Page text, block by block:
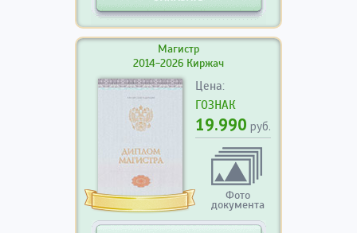
Магистр
2014-2026 Киржач
Цена:
ГОЗНАК
19.990 руб.
Фото
документа